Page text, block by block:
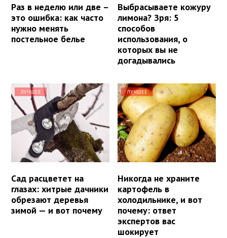
Раз в неделю или две –
это ошибка: как часто
нужно менять
постельное белье
Выбрасываете кожуру
лимона? Зря: 5
способов
использования, о
которых вы не
догадывались
ЛУЧШЕЕ
Сад расцветет на
глазах: хитрые дачники
обрезают деревья
зимой — и вот почему
ЛУЧШЕЕ
Никогда не храните
картофель в
холодильнике, и вот
почему: ответ
экспертов вас
шокирует